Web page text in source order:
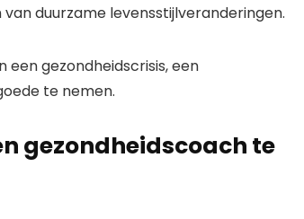
duurzame levensstijlveranderingen.
gezondheidscrisis, een
te nemen.
gezondheidscoach te